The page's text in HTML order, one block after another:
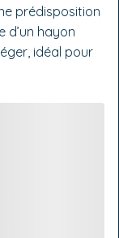
prédisposition
d’un hayon
idéal pour